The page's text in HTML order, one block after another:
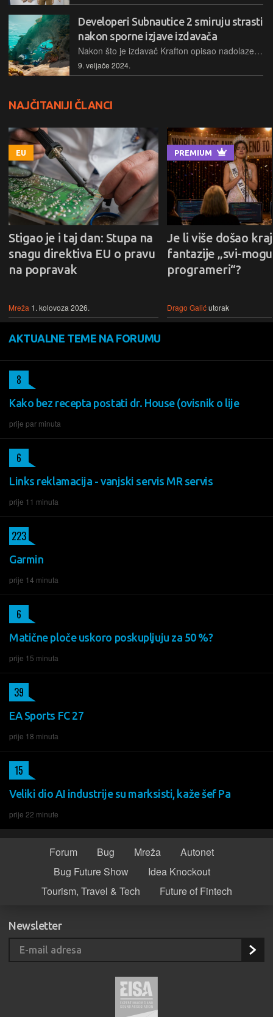
Developeri Subnautice 2 smiruju strasti
nakon sporne izjave izdavača
Nakon što je izdavač Krafton opisao nadolazeću Subnauticu 2 kao "game as a service", uslijedila je žestoka reakcija igrača zbog čega su morali intervenirati autori igre negiranjem takvog modela
9. veljače 2024.
NAJČITANIJI ČLANCI
EU
Stigao je i taj dan: Stupa na
snagu direktiva EU o pravu
na popravak
Mreža 1. kolovoza 2026.
PREMIUM
Je li više došao kraj
fantazije „svi-
programeri“?
Drago Galićutorak
AKTUALNE TEME NA FORUMU
Kako bez recepta postati dr. House (ovisnik o lije
prije par minuta
8
Links reklamacija - vanjski servis MR servis
prije 11 minuta
6
Garmin
prije 14 minuta
223
Matične ploče uskoro poskupljuju za 50 %?
prije 15 minuta
6
EA Sports FC 27
prije 18 minuta
39
Veliki dio AI industrije su marksisti, kaže šef Pa
prije 22 minute
15
Forum Bug Mreža
Autonet
Bug Future Show
Idea Knockout
Tourism, Travel & Tech
Future of Fintech
Newsletter